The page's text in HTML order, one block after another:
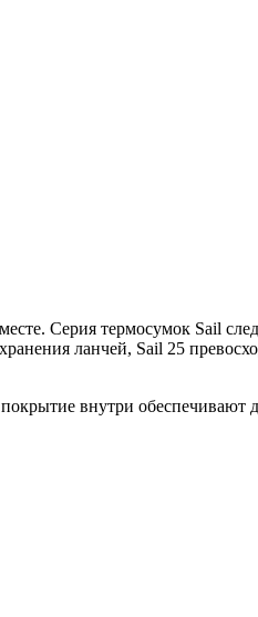
Серия термосумок Sail
ланчей, Sail 25
внутри обеспечивают